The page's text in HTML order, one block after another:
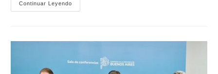
Continuar Leyendo
«Por
Realizar
Sus